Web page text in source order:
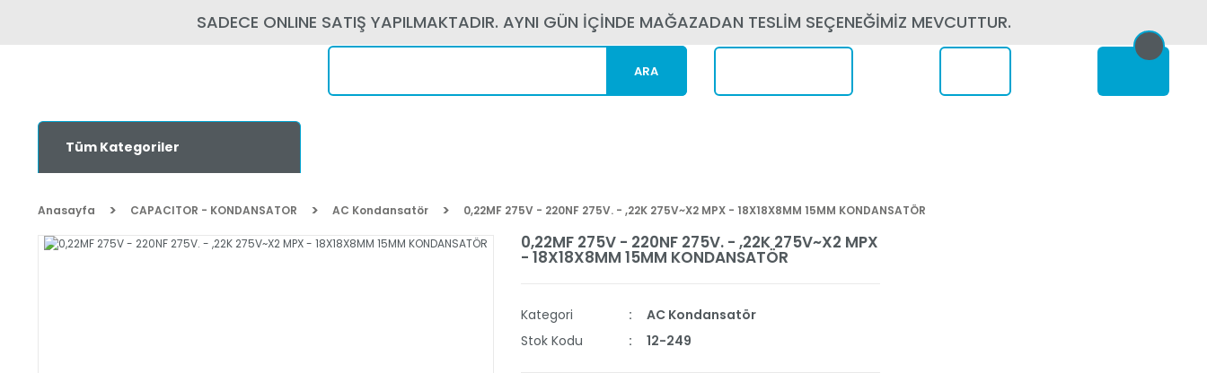
SADECE ONLINE SATIŞ YAPILMAKTADIR. AYNI GÜN İÇİNDE MAĞAZADAN TESLİM SEÇENEĞİMİZ MEVCUTTUR.
ARA
Tüm Kategoriler
Anasayfa CAPACITOR - KONDANSATOR AC Kondansatör 0,22MF 275V - 220NF 275V. - ,22K 275V~X2 MPX - 18X18X8MM 15MM KONDANSATÖR
0,22MF 275V - 220NF 275V. - ,22K 275V~X2 MPX
- 18X18X8MM 15MM KONDANSATÖR
Kategori
AC Kondansatör
Stok Kodu
12-249